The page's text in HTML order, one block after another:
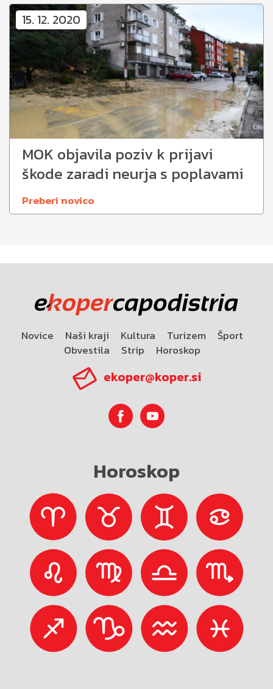
15. 12. 2020
MOK objavila poziv k prijavi
škode zaradi neurja s poplavami
Preberi novico
Novice Naši kraji Kultura Turizem
Šport
Obvestila
Strip Horoskop
ekoper@koper.si
Horoskop